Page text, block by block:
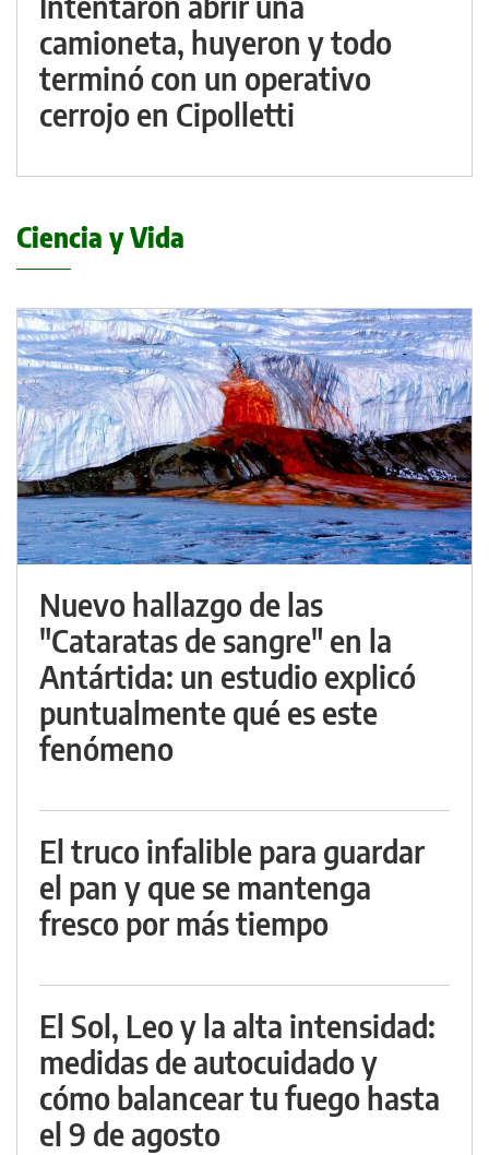
camioneta, huyeron y todo
terminó con un operativo
cerrojo en Cipolletti
Ciencia y Vida
Nuevo hallazgo de las
"Cataratas de sangre" en la
Antártida: un estudio explicó
puntualmente qué es este
fenómeno
El truco infalible para guardar
el pan y que se mantenga
fresco por más tiempo
El Sol, Leo y la alta intensidad:
medidas de autocuidado y
cómo balancear tu fuego hasta
el 9 de agosto